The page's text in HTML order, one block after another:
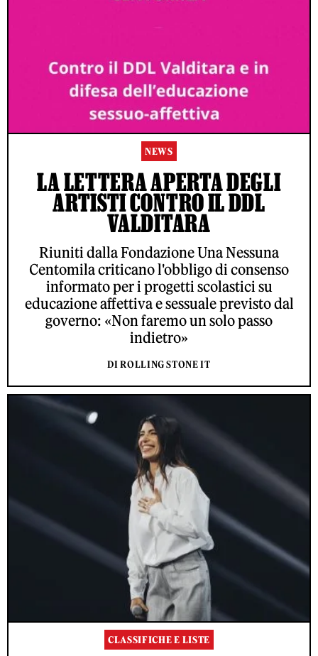
NEWS
LA LETTERA APERTA DEGLI
ARTISTI CONTRO IL DDL
VALDITARA
Riuniti dalla Fondazione Una Nessuna
Centomila criticano l'obbligo di consenso
informato per i progetti scolastici su
educazione affettiva e sessuale previsto dal
governo: «Non faremo un solo passo
indietro»
DI ROLLING STONE IT
CLASSIFICHE E LISTE